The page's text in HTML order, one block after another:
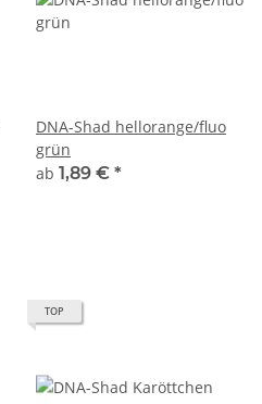
DNA-Shad hellorange/fluo
grün
ab 1,89 € *
TOP